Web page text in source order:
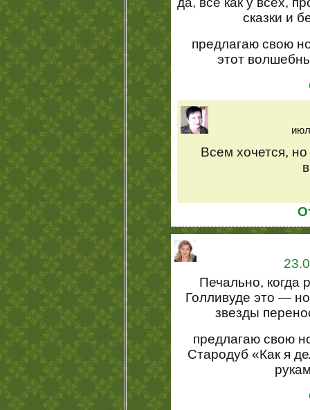
сказки и
предлагаю свою
этот
Всем хочется,
Печально, когда
Голливуде это —
звезды
предлагаю свою
Стародуб «Как я